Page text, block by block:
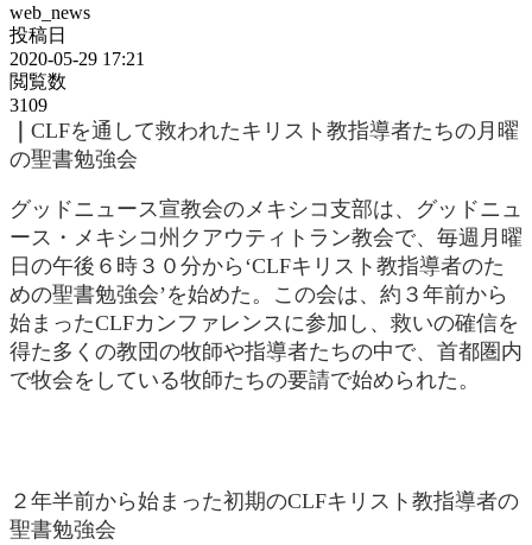
web_news
投稿日
2020-05-29 17:21
閲覧数
3109
CLFを通して救われたキリスト教指導者たちの月曜
の聖書勉強会
グッドニュース宣教会のメキシコ支部は、グッドニュ
ース・メキシコ州クアウティトラン教会で、毎週月曜
日の午後６時３０分から‘CLFキリスト教指導者のた
めの聖書勉強会’を始めた。この会は、約３年前から
始まったCLFカンファレンスに参加し、救いの確信を
得た多くの教団の牧師や指導者たちの中で、首都圏内
で牧会をしている牧師たちの要請で始められた。
２年半前から始まった初期のCLFキリスト教指導者の
聖書勉強会